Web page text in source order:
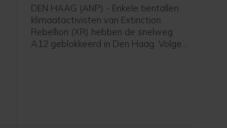
DEN HAAG (ANP) - Enkele tientallen
klimaatactivisten van Extinction
Rebellion (XR) hebben de snelweg
A12 geblokkeerd in Den Haag. Volgens